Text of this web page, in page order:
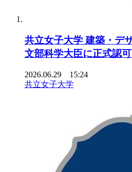
共立女子大学 建築・デ
文部科学大臣に正式認
2026.06.29 15:24
共立女子大学